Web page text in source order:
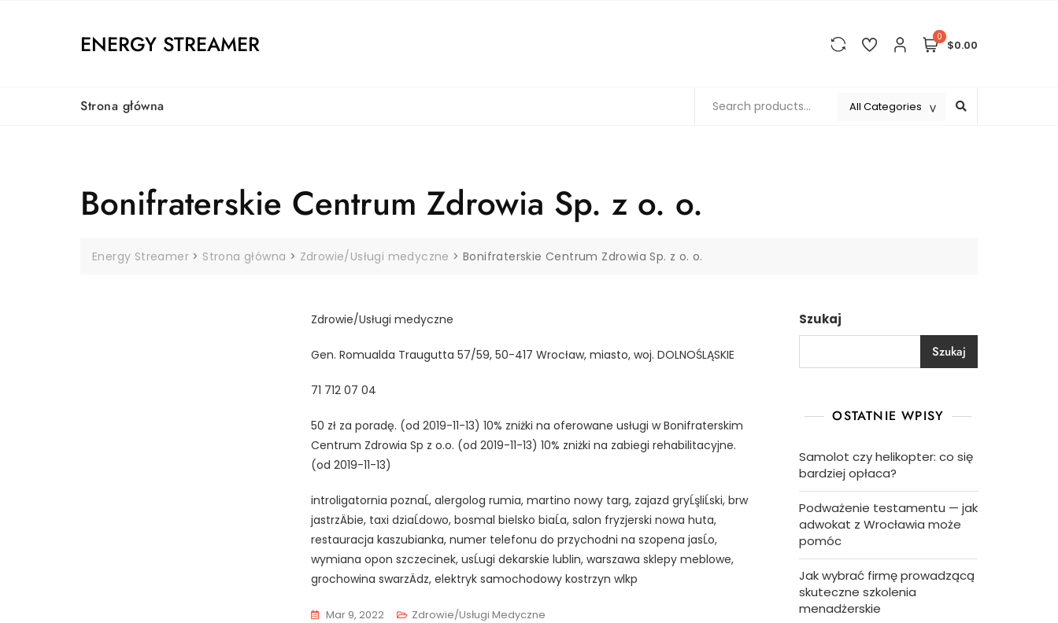
ENERGY STREAMER 0
$0.00
Strona główna
Bonifraterskie Centrum Zdrowia Sp. z o. o.
Energy Streamer > Strona główna > Zdrowie/Usługi medyczne >Bonifraterskie Centrum Zdrowia Sp. z o. o.
Zdrowie/Usługi medyczne
Gen. Romualda Traugutta 57/59, 50-417 Wrocław, miasto, woj. DOLNOŚLĄSKIE
71 712 07 04
50 zł za poradę. (od 2019-11-13) 10% zniżki na oferowane usługi w Bonifraterskim
Centrum Zdrowia Sp z o.o. (od 2019-11-13) 10% zniżki na zabiegi rehabilitacyjne.
(od 2019-11-13)
introligatornia poznaĹ, alergolog rumia, martino nowy targ, zajazd gryĹşliĹski, brw
jastrzÄbie, taxi dziaĹdowo, bosmal bielsko biaĹa, salon fryzjerski nowa huta,
restauracja kaszubianka, numer telefonu do przychodni na szopena jasĹo,
wymiana opon szczecinek, usĹugi dekarskie lublin, warszawa sklepy meblowe,
grochowina swarzÄdz, elektryk samochodowy kostrzyn wlkp
Mar 9, 2022 Zdrowie/Usługi Medyczne
Szukaj
Szukaj
OSTATNIE WPISY
Samolot czy helikopter: co się
bardziej opłaca?
Podważenie testamentu — jak
adwokat z Wrocławia może
pomóc
Jak wybrać firmę prowadzącą
skuteczne szkolenia
menadżerskie